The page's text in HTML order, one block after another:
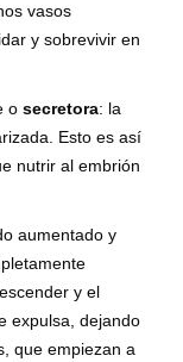
vasos
y sobrevivir en
osecretora: la
Esto es así
nutrir al embrión
aumentado y
y el
expulsa, dejando
que empiezan a